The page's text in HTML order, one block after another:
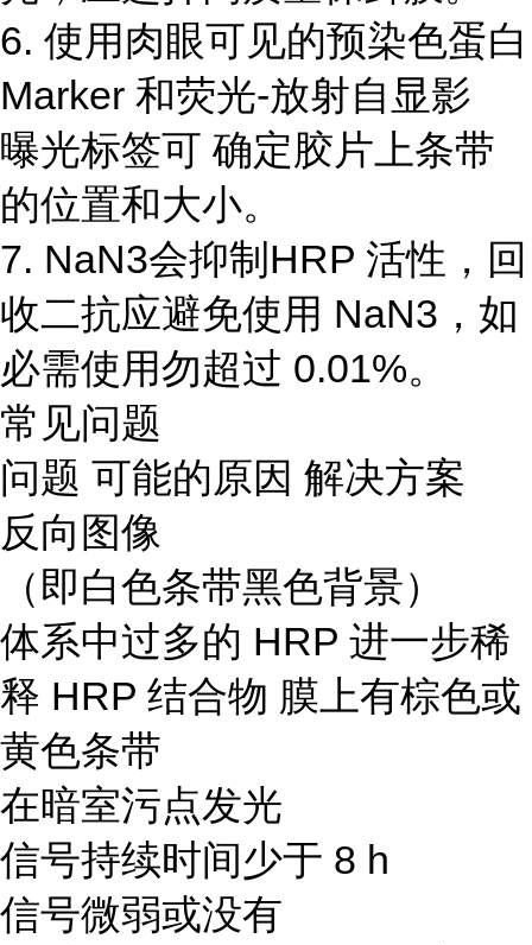
6. 使用肉眼可见的预染色蛋白
Marker 和荧光-放射自显影
曝光标签可 确定胶片上条带
的位置和大小。
7. NaN3会抑制HRP 活性，回
收二抗应避免使用 NaN3，如
必需使用勿超过 0.01%。
常见问题
问题 可能的原因 解决方案
反向图像
（即白色条带黑色背景）
体系中过多的 HRP 进一步稀
释 HRP 结合物 膜上有棕色或
黄色条带
在暗室污点发光
信号持续时间少于 8 h
信号微弱或没有